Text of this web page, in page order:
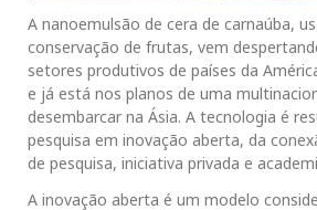
A nanoemulsão de cera de carnaúba,
conservação de frutas, vem
setores produtivos de países da
e já está nos planos de uma
desembarcar na Ásia. A tecnologia é
pesquisa em inovação aberta, da
de pesquisa, iniciativa privada e
A inovação aberta é um modelo